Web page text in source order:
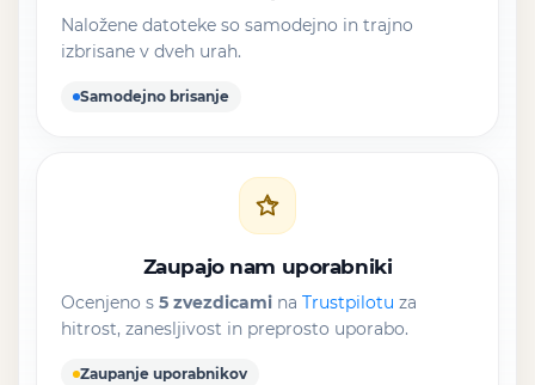
Naložene datoteke so samodejno in trajno
izbrisane v dveh urah.
Samodejno brisanje
Zaupajo nam uporabniki
Ocenjeno s 5 zvezdicami na Trustpilotu za
hitrost, zanesljivost in preprosto uporabo.
Zaupanje uporabnikov